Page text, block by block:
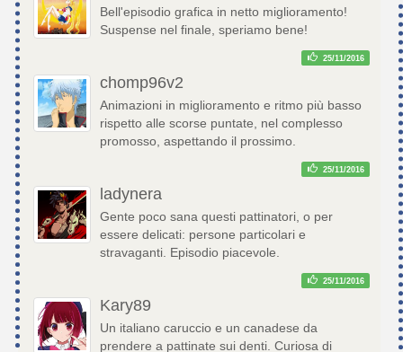
Bell'episodio grafica in netto miglioramento!
Suspense nel finale, speriamo bene!
25/11/2016
chomp96v2
Animazioni in miglioramento e ritmo più basso
rispetto alle scorse puntate, nel complesso
promosso, aspettando il prossimo.
25/11/2016
ladynera
Gente poco sana questi pattinatori, o per
essere delicati: persone particolari e
stravaganti. Episodio piacevole.
25/11/2016
Kary89
Un italiano caruccio e un canadese da
prendere a pattinate sui denti. Curiosa di